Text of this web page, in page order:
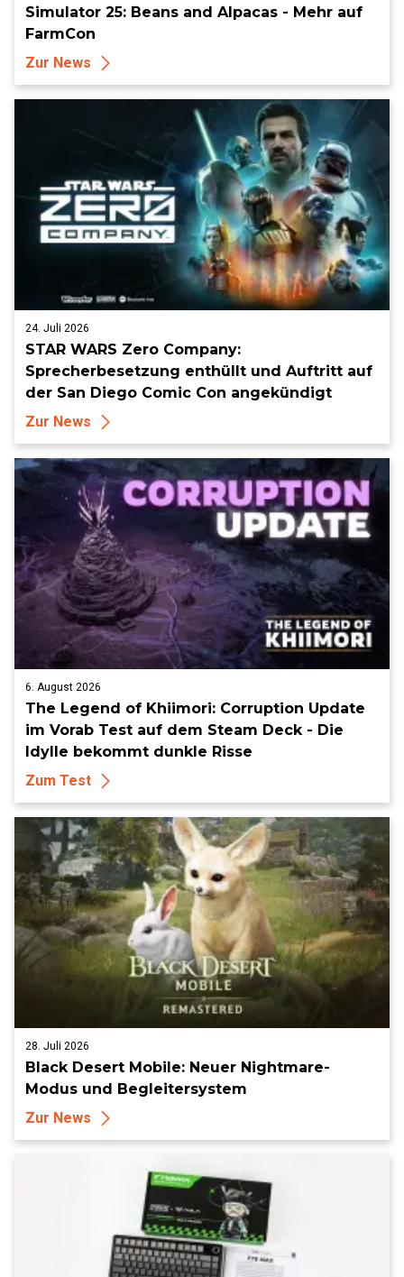
Simulator 25: Beans and Alpacas - Mehr auf
FarmCon
Zur News
24. Juli 2026
STAR WARS Zero Company:
Sprecherbesetzung enthüllt und Auftritt auf
der San Diego Comic Con angekündigt
Zur News
6. August 2026
The Legend of Khiimori: Corruption Update
im Vorab Test auf dem Steam Deck - Die
Idylle bekommt dunkle Risse
Zum Test
28. Juli 2026
Black Desert Mobile: Neuer Nightmare-
Modus und Begleitersystem
Zur News